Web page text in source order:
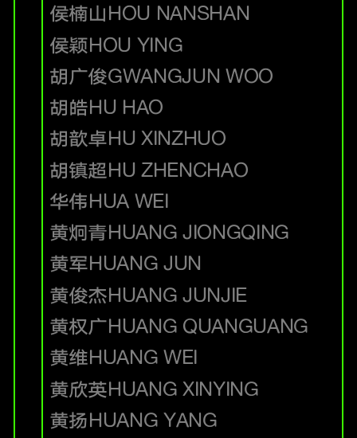
侯楠山HOU NANSHAN
侯颖HOU YING
胡广俊GWANGJUN WOO
胡皓HU HAO
胡歆卓HU XINZHUO
胡镇超HU ZHENCHAO
华伟HUA WEI
黄炯青HUANG JIONGQING
黄军HUANG JUN
黄俊杰HUANG JUNJIE
黄权广HUANG QUANGUANG
黄维HUANG WEI
黄欣英HUANG XINYING
黄扬HUANG YANG